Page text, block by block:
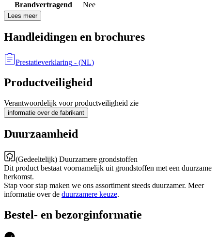
Brandvertragend
Nee
Lees meer
Handleidingen en brochures
Prestatieverklaring - (NL)
Productveiligheid
Verantwoordelijk voor productveiligheid zie
informatie over de fabrikant
Duurzaamheid
(Gedeeltelijk) Duurzamere grondstoffen
Dit product bestaat voornamelijk uit grondstoffen met een duurzame
herkomst.
Stap voor stap maken we ons assortiment steeds duurzamer. Meer
informatie over de duurzamere keuze.
Bestel- en bezorginformatie